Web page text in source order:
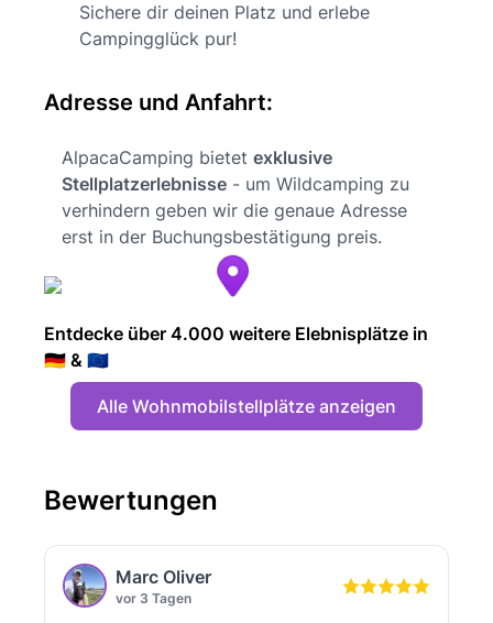
Sichere dir deinen Platz und erlebe
Campingglück pur!
Adresse und Anfahrt:
AlpacaCamping bietet exklusive
Stellplatzerlebnisse - um Wildcamping zu
verhindern geben wir die genaue Adresse
erst in der Buchungsbestätigung preis.
Entdecke über 4.000 weitere Elebnisplätze in
🇩🇪 & 🇪🇺
Alle Wohnmobilstellplätze anzeigen
Bewertungen
Marc Oliver
vor 3 Tagen